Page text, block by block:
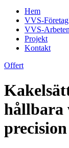
Hem
VVS-
VVS-
Projekt
Kontakt
Offert
hållbara